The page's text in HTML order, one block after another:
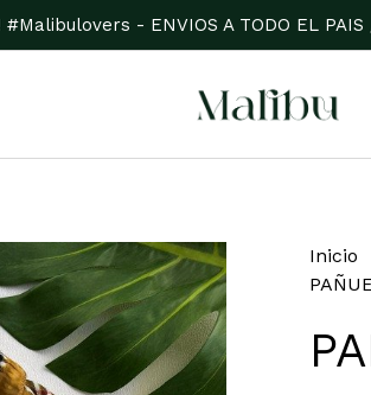
#Malibulovers - ENVIOS A TODO EL PAIS
Inicio